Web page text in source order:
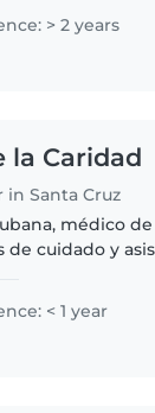
> 2 years
la Caridad
in Santa Cruz
médico
de cuidado y
< 1 year